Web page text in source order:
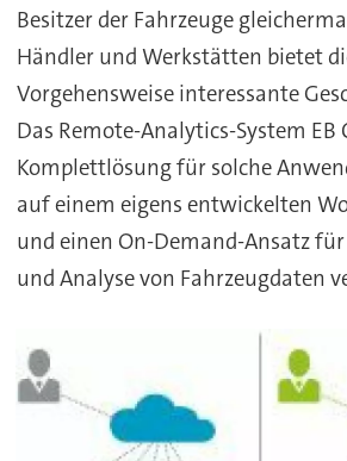
Besitzer der Fahrzeuge
Händler und Werkstätten bietet
Vorgehensweise interessante
Das Remote-Analytics-System
Komplettlösung für solche
auf einem eigens entwickelten
und einen On-Demand-Ansatz
und Analyse von Fahrzeugdaten